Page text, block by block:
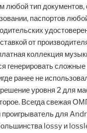
любой тип
паспортов
от
коллекция
генерировать
ранее не
уровня 2 для
Всегда свежая
для
lossy и